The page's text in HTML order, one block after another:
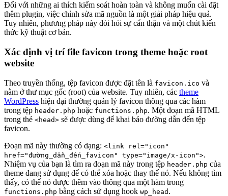
Đối với những ai thích kiểm soát hoàn toàn và không muốn cài đặt
thêm plugin, việc chỉnh sửa mã nguồn là một giải pháp hiệu quả.
Tuy nhiên, phương pháp này đòi hỏi sự cẩn thận và một chút kiến
thức kỹ thuật cơ bản.
Xác định vị trí file favicon trong theme hoặc root
website
Theo truyền thống, tệp favicon được đặt tên là favicon.ico và
nằm ở thư mục gốc (root) của website. Tuy nhiên, các theme
WordPress hiện đại thường quản lý favicon thông qua các hàm
trong tệp header.php hoặc functions.php. Một đoạn mã HTML
trong thẻ <head> sẽ được dùng để khai báo đường dẫn đến tệp
favicon.
Đoạn mã này thường có dạng: <link rel="icon"
href="đường_dẫn_đến_favicon" type="image/x-icon">.
Nhiệm vụ của bạn là tìm ra đoạn mã này trong tệp header.php của
theme đang sử dụng để có thể xóa hoặc thay thế nó. Nếu không tìm
thấy, có thể nó được thêm vào thông qua một hàm trong
functions.php bằng cách sử dụng hook wp_head .